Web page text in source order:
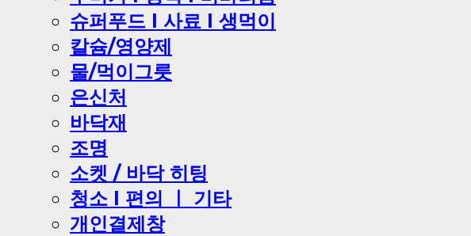
슈퍼푸드 l 사료 l 생먹이
칼슘/영양제
물/먹이그릇
은신처
바닥재
조명
소켓 / 바닥 히팅
청소 l 편의 ㅣ 기타
개인결제창